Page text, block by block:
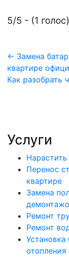
5/5 - (1 голос)
по
← Замена
квартире
Как разобрать
Услуги
Перенос
квартире
Замена
Ремонт
Ремонт
отопления